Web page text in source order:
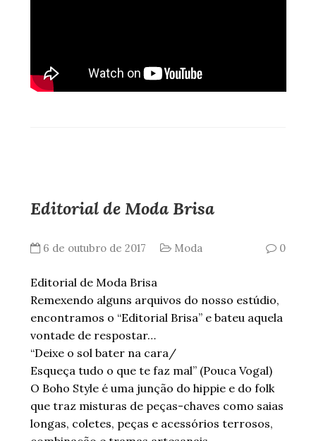
Editorial de Moda Brisa
6 de outubro de 2017 Moda 0
Editorial de Moda Brisa
Remexendo alguns arquivos do nosso estúdio,
encontramos o “Editorial Brisa” e bateu aquela
vontade de respostar…
“Deixe o sol bater na cara/
Esqueça tudo o que te faz mal” (Pouca Vogal)
O Boho Style é uma junção do hippie e do folk
que traz misturas de peças-chaves como saias
longas, coletes, peças e acessórios terrosos,